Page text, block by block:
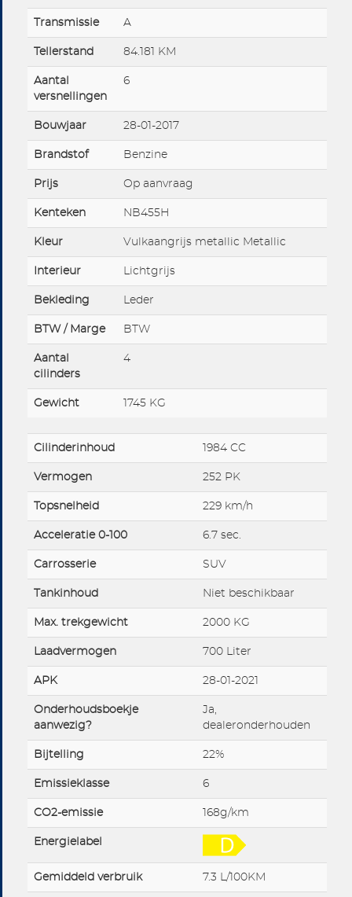
Transmissie A
Tellerstand 84.181 KM
Aantal
versnellingen
6
Bouwjaar 28-01-2017
Brandstof Benzine
Prijs Op aanvraag
Kenteken NB455H
Kleur Vulkaangrijs metallic Metallic
Interieur Lichtgrijs
Bekleding Leder
BTW / Marge BTW
Aantal
cilinders
4
Gewicht 1745 KG
Cilinderinhoud 1984 CC
Vermogen 252 PK
Topsnelheid 229 km/h
Acceleratie 0-100 6.7 sec.
Carrosserie SUV
Tankinhoud Niet beschikbaar
Max. trekgewicht 2000 KG
Laadvermogen 700 Liter
APK 28-01-2021
Onderhoudsboekje
aanwezig?
Ja,
dealeronderhouden
Bijtelling 22%
Emissieklasse 6
CO2-emissie 168g/km
Energielabel
Gemiddeld verbruik 7.3 L/100KM